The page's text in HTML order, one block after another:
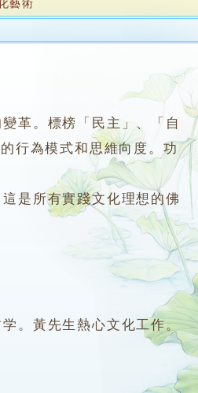
藝術
革。標榜「民主」、「自
行為模式和思維向度。功
是所有實踐文化理想的佛
。黃先生熱心文化工作。